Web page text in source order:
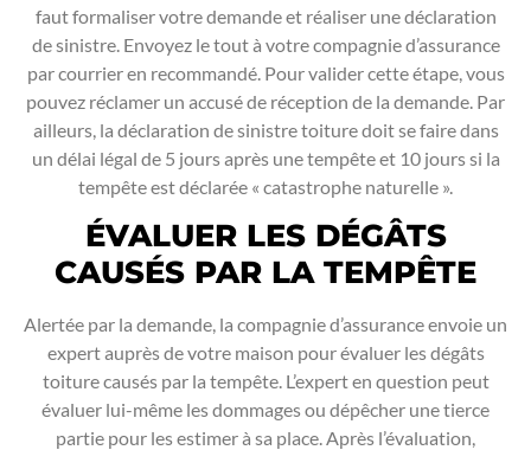
faut formaliser votre demande et réaliser une déclaration
de sinistre. Envoyez le tout à votre compagnie d’assurance
par courrier en recommandé. Pour valider cette étape, vous
pouvez réclamer un accusé de réception de la demande. Par
ailleurs, la déclaration de sinistre toiture doit se faire dans
un délai légal de 5 jours après une tempête et 10 jours si la
tempête est déclarée « catastrophe naturelle ».
ÉVALUER LES DÉGÂTS
CAUSÉS PAR LA TEMPÊTE
Alertée par la demande, la compagnie d’assurance envoie un
expert auprès de votre maison pour évaluer les dégâts
toiture causés par la tempête. L’expert en question peut
évaluer lui-même les dommages ou dépêcher une tierce
partie pour les estimer à sa place. Après l’évaluation,